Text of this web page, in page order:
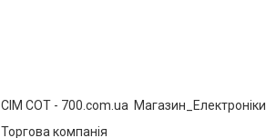
СІМ СОТ - 700.com.ua Магазин_Електроніки
Торгова компанія